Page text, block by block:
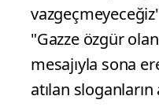
"Gazze özgür
mesajıyla sona
atılan